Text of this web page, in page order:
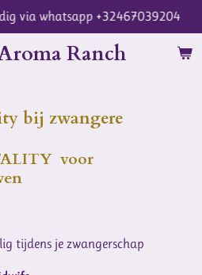
Ranch
via whatsapp +32467039204
bij zwangere
voor
tijdens je zwangerschap